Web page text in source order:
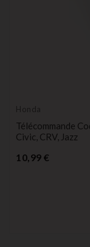
Honda
Télécommande
Civic, CRV, Jazz
10,99 €